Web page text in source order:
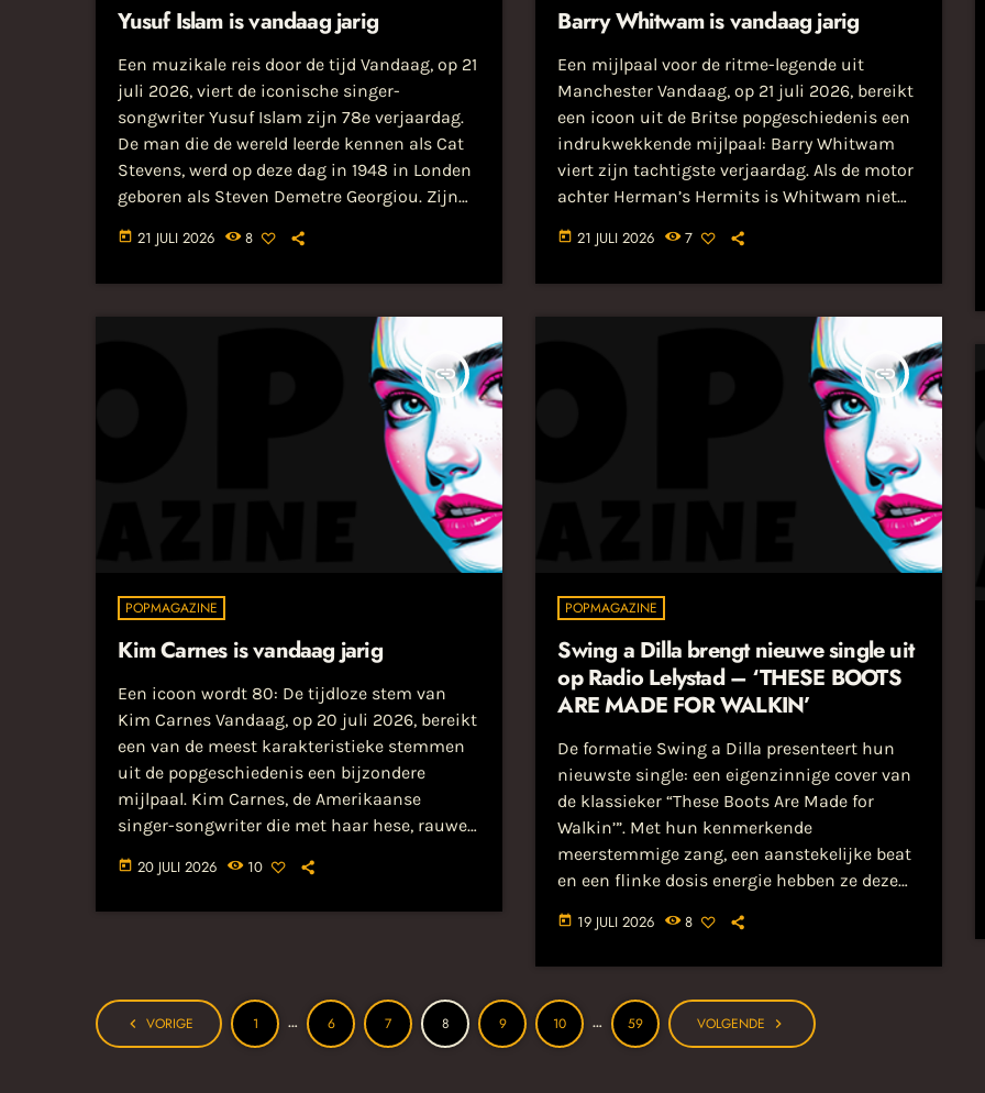
Yusuf Islam is vandaag jarig
Een muzikale reis door de tijd Vandaag, op 21
juli 2026, viert de iconische singer-
songwriter Yusuf Islam zijn 78e verjaardag.
De man die de wereld leerde kennen als Cat
Stevens, werd op deze dag in 1948 in Londen
geboren als Steven Demetre Georgiou. Zijn
decennia beslaat en die... Lees het hele
today 21 JULI 2026 8
Barry Whitwam is vandaag jarig
Een mijlpaal voor de ritme-legende uit
Manchester Vandaag, op 21 juli 2026, bereikt
een icoon uit de Britse popgeschiedenis een
indrukwekkende mijlpaal: Barry Whitwam
viert zijn tachtigste verjaardag. Als de motor
achter Herman’s Hermits is Whitwam niet
onvermoeibare hart van een van de meest
today 21 JULI 2026 7
insert_link
POPMAGAZINE
Kim Carnes is vandaag jarig
Een icoon wordt 80: De tijdloze stem van
Kim Carnes Vandaag, op 20 juli 2026, bereikt
een van de meest karakteristieke stemmen
uit de popgeschiedenis een bijzondere
mijlpaal. Kim Carnes, de Amerikaanse
singer-songwriter die met haar hese, rauwe
de jaren ’80, blaast vandaag tachtig kaarsjes
today 20 JULI 2026 10
insert_link
POPMAGAZINE
Swing a Dilla brengt nieuwe single uit
op Radio Lelystad – ‘THESE BOOTS
ARE MADE FOR WALKIN’
De formatie Swing a Dilla presenteert hun
nieuwste single: een eigenzinnige cover van
de klassieker “These Boots Are Made for
Walkin’”. Met hun kenmerkende
meerstemmige zang, een aanstekelijke beat
en een flinke dosis energie hebben ze deze
eigentijdse popsound. Het resultaat is een
today 19 JULI 2026 8
navigate_before VORIGE 1 … 6 7 8 9 10 … 59 VOLGENDE navigate_next